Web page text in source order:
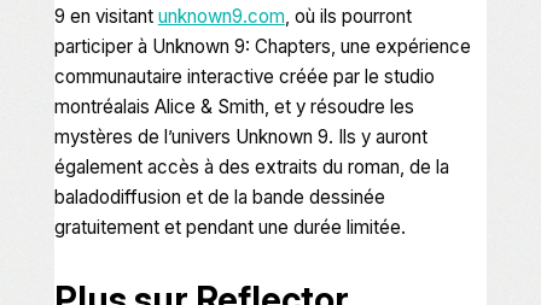
9 en visitant unknown9.com, où ils pourront
participer à Unknown 9: Chapters, une expérience
communautaire interactive créée par le studio
montréalais Alice & Smith, et y résoudre les
mystères de l’univers Unknown 9. Ils y auront
également accès à des extraits du roman, de la
baladodiffusion et de la bande dessinée
gratuitement et pendant une durée limitée.